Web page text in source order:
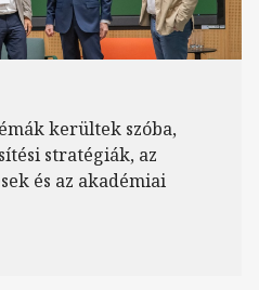
kerültek szóba,
stratégiák, az
és az akadémiai